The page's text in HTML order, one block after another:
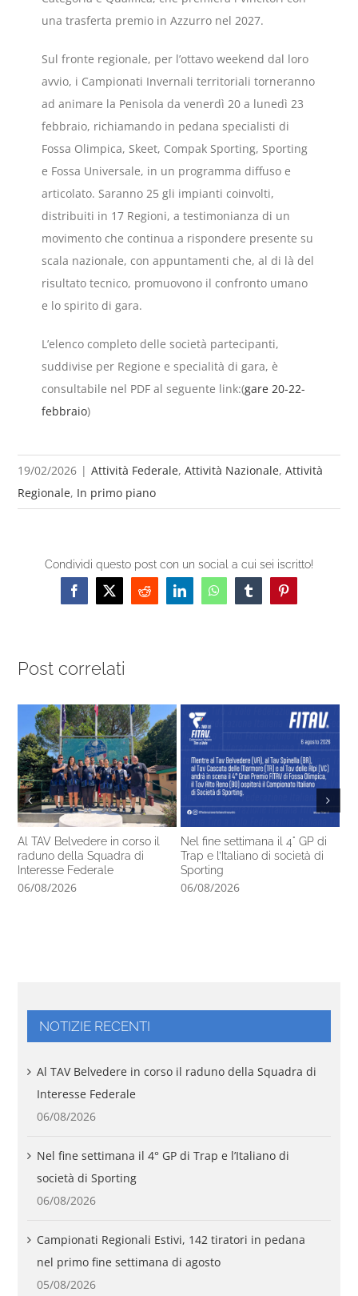
una trasferta premio in Azzurro nel 2027.
Sul fronte regionale, per l’ottavo weekend dal loro
avvio, i Campionati Invernali territoriali torneranno
ad animare la Penisola da venerdì 20 a lunedì 23
febbraio, richiamando in pedana specialisti di
Fossa Olimpica, Skeet, Compak Sporting, Sporting
e Fossa Universale, in un programma diffuso e
articolato. Saranno 25 gli impianti coinvolti,
distribuiti in 17 Regioni, a testimonianza di un
movimento che continua a rispondere presente su
scala nazionale, con appuntamenti che, al di là del
risultato tecnico, promuovono il confronto umano
e lo spirito di gara.
L’elenco completo delle società partecipanti,
suddivise per Regione e specialità di gara, è
consultabile nel PDF al seguente link:(gare 20-22-
febbraio)
19/02/2026 | Attività Federale,Attività Nazionale,Attività
Regionale, In primo piano
Condividi questo post con un social a cui sei iscritto!
Facebook
X RedditLinkedInWhatsAppTumblrPinterest
Post correlati
Al TAV Belvedere in corso il
raduno della Squadra di
Interesse Federale
06/08/2026
Nel fine settimana il 4° GP di
Trap e l’Italiano di società di
Sporting
06/08/2026
NOTIZIE RECENTI
Al TAV Belvedere in corso il raduno della Squadra di
Interesse Federale
06/08/2026
Nel fine settimana il 4° GP di Trap e l’Italiano di
società di Sporting
06/08/2026
Campionati Regionali Estivi, 142 tiratori in pedana
nel primo fine settimana di agosto
05/08/2026